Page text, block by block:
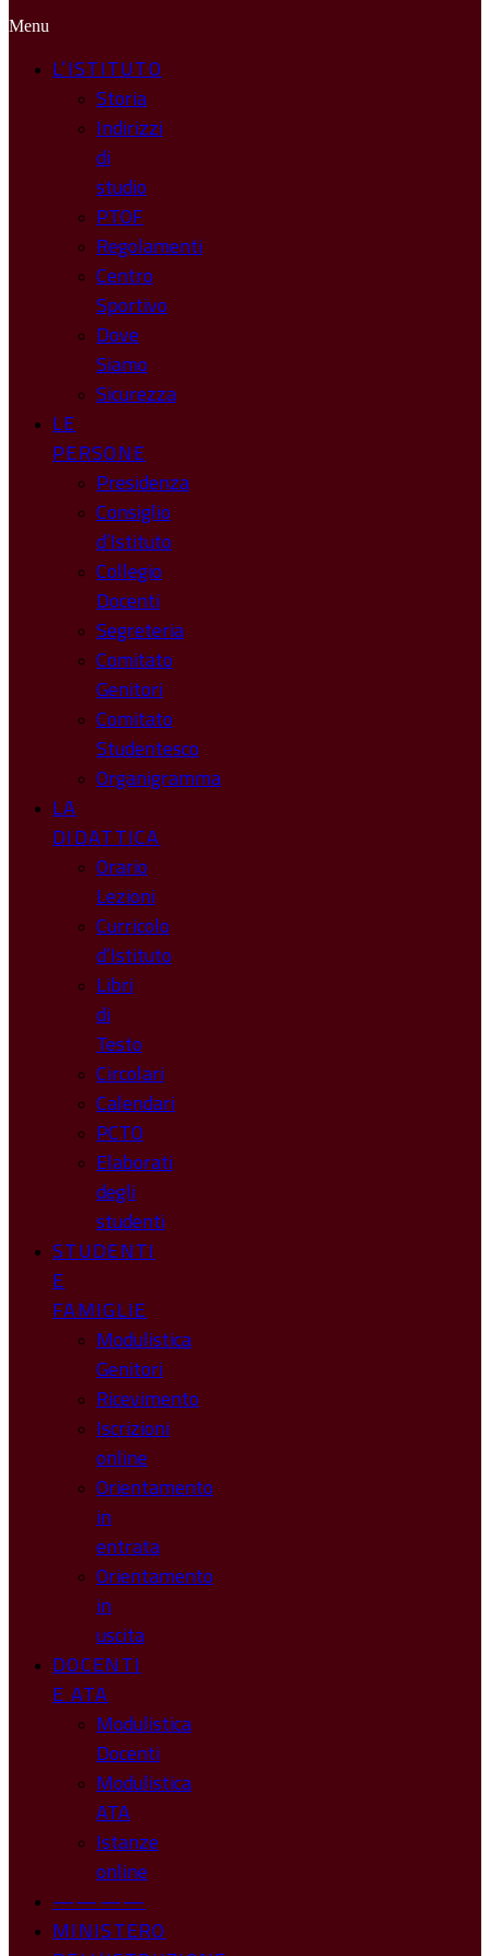
Menu
L’ISTITUTO
Storia
Indirizzi
di
studio
PTOF
Regolamenti
Centro
Sportivo
Dove
Siamo
Sicurezza
LE
PERSONE
Presidenza
Consiglio
d’Istituto
Collegio
Docenti
Segreteria
Comitato
Genitori
Comitato
Studentesco
Organigramma
LA
DIDATTICA
Orario
Lezioni
Curricolo
d’Istituto
Libri
di
Testo
Circolari
Calendari
PCTO
Elaborati
degli
studenti
STUDENTI
E
FAMIGLIE
Modulistica
Genitori
Ricevimento
Iscrizioni
online
Orientamento
in
entrata
Orientamento
in
uscita
DOCENTI
E ATA
Modulistica
Docenti
Modulistica
ATA
Istanze
online
————
MINISTERO